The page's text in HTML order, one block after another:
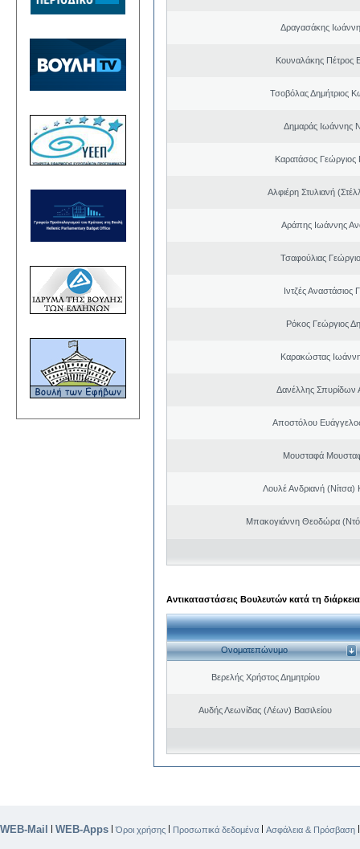
Δραγασάκης
Κουναλάκης Πέτρος
Τσοβόλας Δημήτριος
Δημαράς Ιωάννης
Καρατάσος Γεώργιος
Αλφιέρη Στυλιανή
Αράπης Ιωάννης
Τσαφούλιας
Ιντζές Αναστάσιος
Ρόκος Γεώργιος
Καρακώστας
Δανέλλης Σπυρίδων
Αποστόλου
Μουσταφά
Λουλέ Ανδριανή (Νίτσα)
Μπακογιάννη Θεοδώρα
Αντικαταστάσεις Βουλευτών κατά τη
Ονοματεπώνυμο
Βερελής Χρήστος Δημητρίου
Αυδής Λεωνίδας (Λέων) Βασιλείου
WEB-Mail | WEB-Apps |Όροι χρήσης | Προσωπικά δεδομένα | Ασφάλεια & Πρόσβαση